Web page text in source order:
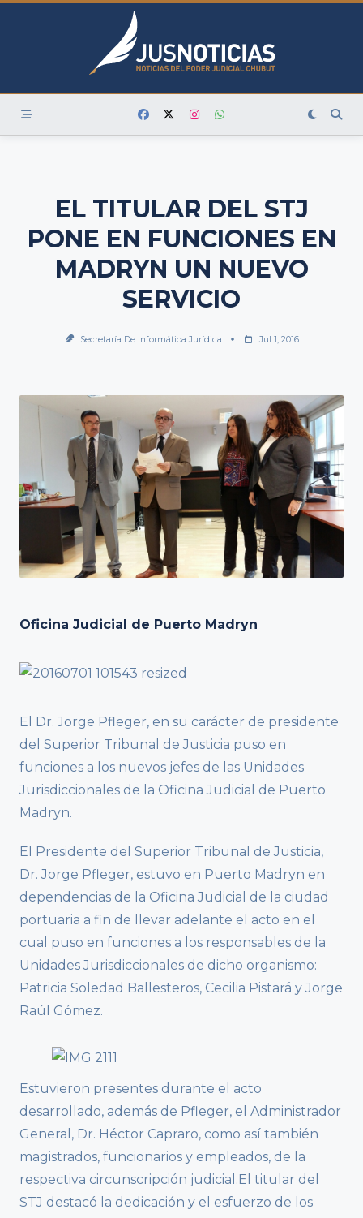
Skip
EL TITULAR DEL STJ
PONE EN FUNCIONES EN
MADRYN UN NUEVO
SERVICIO
Secretaría De Informática Jurídica Jul 1, 2016
Oficina Judicial de Puerto Madryn
El Dr. Jorge Pfleger, en su carácter de presidente
del Superior Tribunal de Justicia puso en
funciones a los nuevos jefes de las Unidades
Jurisdiccionales de la Oficina Judicial de Puerto
Madryn.
El Presidente del Superior Tribunal de Justicia,
Dr. Jorge Pfleger, estuvo en Puerto Madryn en
dependencias de la Oficina Judicial de la ciudad
portuaria a fin de llevar adelante el acto en el
cual puso en funciones a los responsables de la
Unidades Jurisdiccionales de dicho organismo:
Patricia Soledad Ballesteros, Cecilia Pistará y Jorge
Raúl Gómez.
Estuvieron presentes durante el acto
desarrollado, además de Pfleger, el Administrador
General, Dr. Héctor Capraro, como así también
magistrados, funcionarios y empleados, de la
respectiva circunscripción judicial.El titular del
STJ destacó la dedicación y el esfuerzo de los